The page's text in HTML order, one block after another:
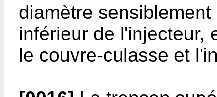
diamètre
inférieur de l'injecteur,
le couvre-culasse et